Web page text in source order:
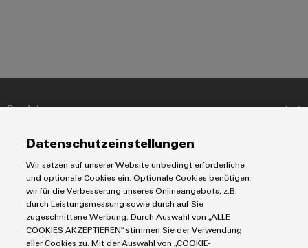
Produkte
Leiterplattensteckverbinder & Leiterplattenklemmen
Blitz- und Überspannungsschutz
Steuerungen
Engineering- und Visualisierungstools
Werkzeuge
Lösungen
Automatisierung
Energiemanagement-Lösungen
Industrial-IoT-Lösungen
E-Mobility
Service
Bestückte Klemmenleisten
Modifizierte und bestückte Gehäuse
Märkte
Datenschutzeinstellungen
Wir setzen auf unserer Website unbedingt erforderliche
und optionale Cookies ein. Optionale Cookies benötigen
wir für die Verbesserung unseres Onlineangebots, z.B.
durch Leistungsmessung sowie durch auf Sie
zugeschnittene Werbung. Durch Auswahl von „ALLE
COOKIES AKZEPTIEREN“ stimmen Sie der Verwendung
aller Cookies zu. Mit der Auswahl von „COOKIE-